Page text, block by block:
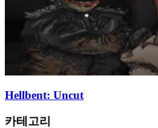
Hellbent: Uncut
카테고리